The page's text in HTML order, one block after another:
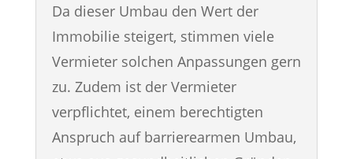
Da dieser Umbau den Wert der
Immobilie steigert, stimmen viele
Vermieter solchen Anpassungen gern
zu. Zudem ist der Vermieter
verpflichtet, einem berechtigten
Anspruch auf barrierearmen Umbau,